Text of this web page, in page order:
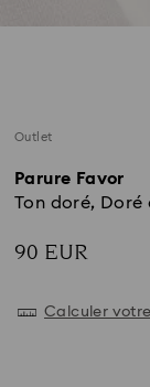
Outlet
Parure Favor
Ton doré, Doré
90 EUR
Calculer